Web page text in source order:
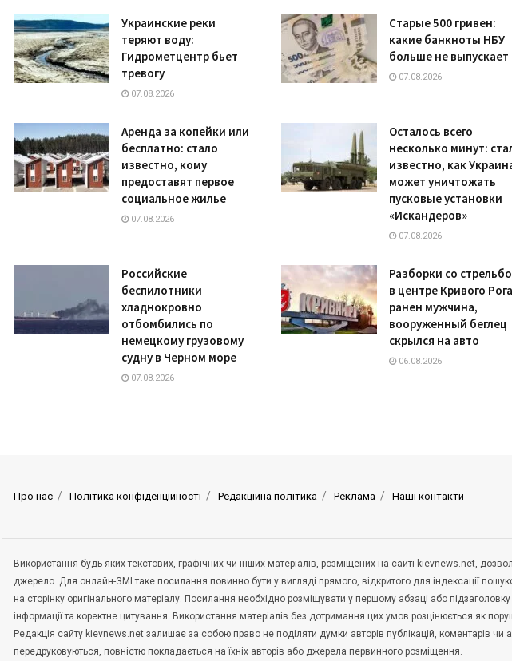
Украинские реки
теряют воду:
Гидрометцентр бьет
тревогу
07.08.2026
Старые 500 гривен:
какие банкноты НБУ
больше не выпускает
07.08.2026
Аренда за копейки или
бесплатно: стало
известно, кому
предоставят первое
социальное жилье
07.08.2026
Осталось всего
несколько минут:
известно, как
может уничтожать
пусковые установки
«Искандеров»
07.08.2026
Российские
беспилотники
хладнокровно
отбомбились по
немецкому грузовому
судну в Черном море
07.08.2026
Разборки со
в центре Кривого
ранен мужчина,
вооруженный беглец
скрылся на авто
06.08.2026
Про нас Політика конфіденційності Редакційна політика Реклама Наші контакти
Використання будь-яких текстових, графічних чи інших матеріалів, розміщених на сайті kievnews.net,
джерело. Для онлайн-ЗМІ таке посилання повинно бути у вигляді прямого, відкритого для індексації
на сторінку оригінального матеріалу. Посилання необхідно розміщувати у першому абзаці або
інформації та коректне цитування. Використання матеріалів без дотримання цих умов розцінюється як
Редакція сайту kievnews.net залишає за собою право не поділяти думки авторів публікацій, коментарів чи
передруковуються, повністю покладається на їхніх авторів або джерела первинного розміщення.